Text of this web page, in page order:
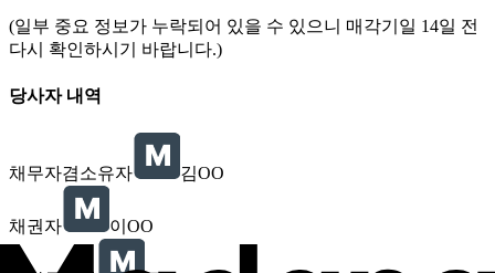
(일부 중요 정보가 누락되어 있을 수 있으니 매각기일 14일 전
다시 확인하시기 바랍니다.)
당사자 내역
채무자겸소유자 김OO
채권자 이OO